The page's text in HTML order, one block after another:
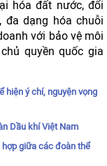
hóa đất nước, đổi
đa dạng hóa chuỗi
với bảo vệ môi
quyền quốc gia
hiện ý chí, nguyện vọng
Dầu khí Việt Nam
hợp giữa các đoàn thể